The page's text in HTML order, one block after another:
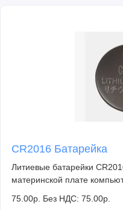
CR2016 Батарейка
Литиевые батарейки
материнской плате
75.00р. Без НДС: 75.00р.